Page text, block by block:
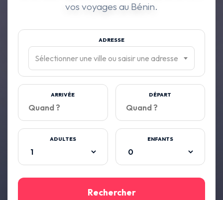
vos voyages au Bénin.
ADRESSE
Sélectionner une ville ou saisir une adresse
ARRIVÉE DÉPART
ADULTES ENFANTS
Rechercher